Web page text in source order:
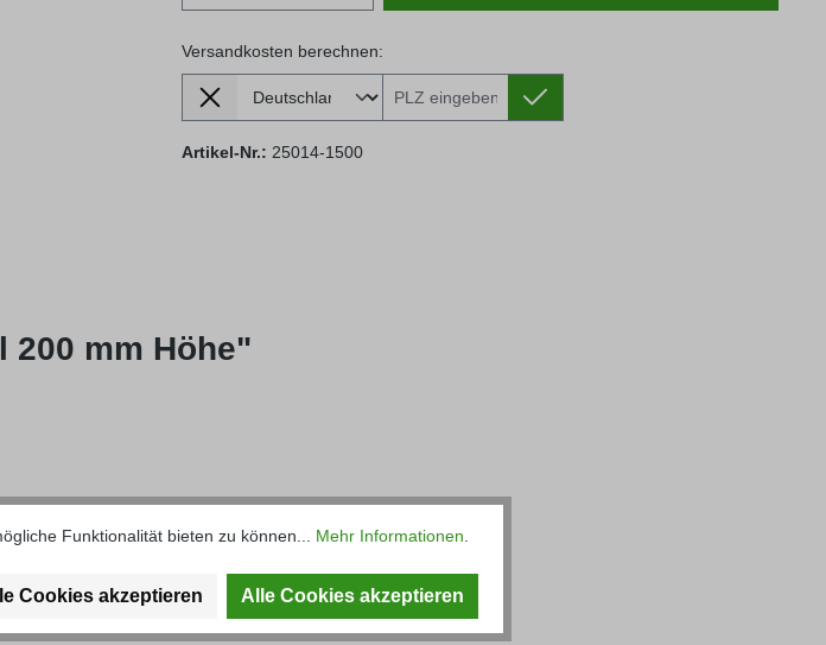
Versandkosten berechnen:
Lieferland
Versandkosten berechnen:
Artikel-Nr.: 25014-1500
mm Höhe"
Funktionalität bieten zu können... Mehr Informationen.
Cookies akzeptieren Alle Cookies akzeptieren